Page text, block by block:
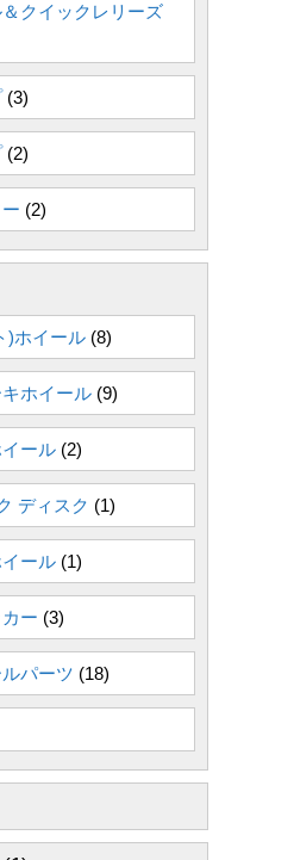
クイックレリーズ
(3)
(2)
(2)
)ホイール (8)
ホイール (9)
ール (2)
ディスク (1)
ール (1)
ー (3)
パーツ (18)